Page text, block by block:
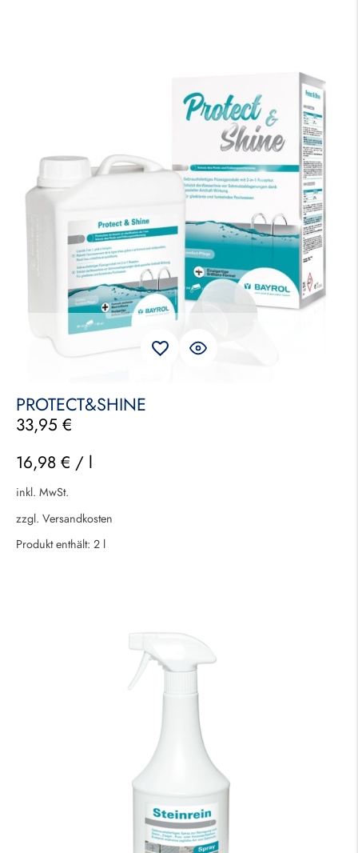
PROTECT&SHINE
33,95 €
16,98 € / l
inkl. MwSt.
zzgl. Versandkosten
Produkt enthält: 2 l